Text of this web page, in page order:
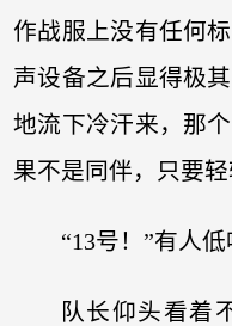
作战服上没有任何
声设备之后显得极
地流下冷汗来，那
果不是同伴，只要
“13号！”有人低
队长仰头看着